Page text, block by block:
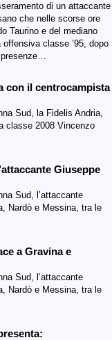
di un attaccante
che nelle scorse ore
Taurino e del mediano
classe ’95, dopo
presenze…
con il centrocampista
Sud, la Fidelis Andria,
classe 2008 Vincenzo
Giuseppe
Sud, l’attaccante
Nardò e Messina, tra le
a Gravina e
Sud, l’attaccante
Nardò e Messina, tra le